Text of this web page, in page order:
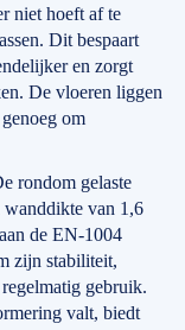
niet hoeft af te
Dit bespaart
en zorgt
De vloeren liggen
om
rondom gelaste
wanddikte van 1,6
de EN-1004
zijn stabiliteit,
gebruik.
valt, biedt